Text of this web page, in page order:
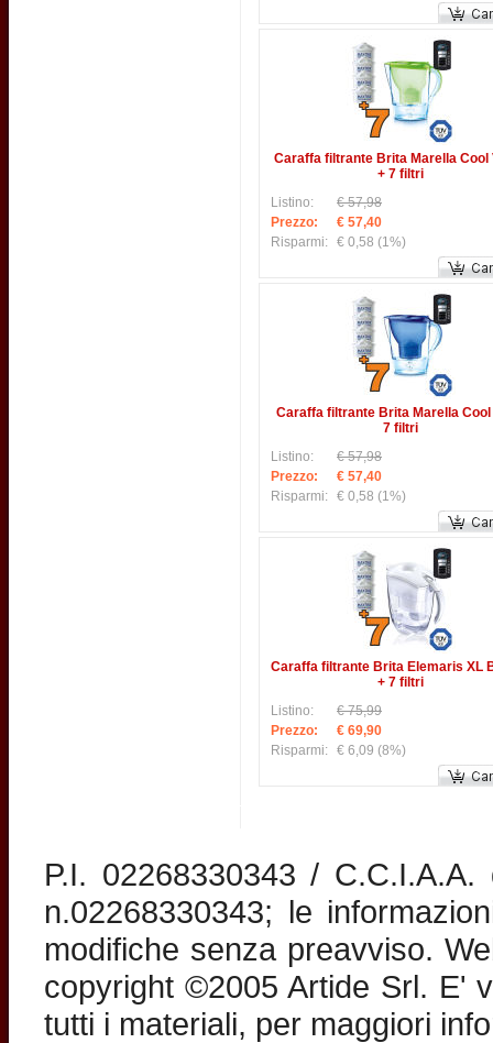
Caraffa filtrante Brita Marella Cool
+ 7 filtri
Listino:
€ 57,98
Prezzo:
€ 57,40
Risparmi: € 0,58 (1%)
Caraffa filtrante Brita Marella Cool
7 filtri
Listino:
€ 57,98
Prezzo:
€ 57,40
Risparmi: € 0,58 (1%)
Caraffa filtrante Brita Elemaris XL
+ 7 filtri
Listino:
€ 75,99
Prezzo:
€ 69,90
Risparmi: € 6,09 (8%)
P.I. 02268330343 /
n.02268330343; le
modifiche senza preavviso.
copyright ©2005 Artide Srl. E'
tutti i materiali, per maggiori